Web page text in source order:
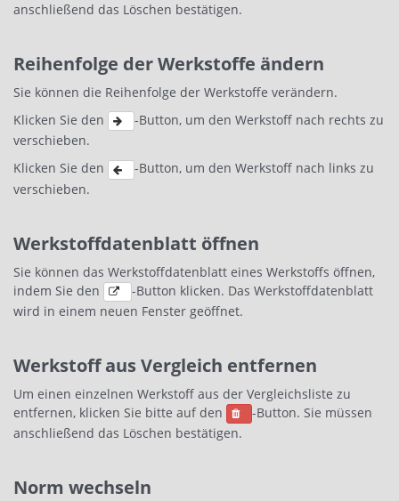
anschließend das Löschen bestätigen.
Reihenfolge der Werkstoffe ändern
Sie können die Reihenfolge der Werkstoffe verändern.
Klicken Sie den
-Button, um den Werkstoff nach rechts zu
verschieben.
Klicken Sie den
-Button, um den Werkstoff nach links zu
verschieben.
Werkstoffdatenblatt öffnen
Sie können das Werkstoffdatenblatt eines Werkstoffs öffnen,
indem Sie den
-Button klicken. Das Werkstoffdatenblatt
wird in einem neuen Fenster geöffnet.
Werkstoff aus Vergleich entfernen
Um einen einzelnen Werkstoff aus der Vergleichsliste zu
entfernen, klicken Sie bitte auf den
-Button. Sie müssen
anschließend das Löschen bestätigen.
Norm wechseln